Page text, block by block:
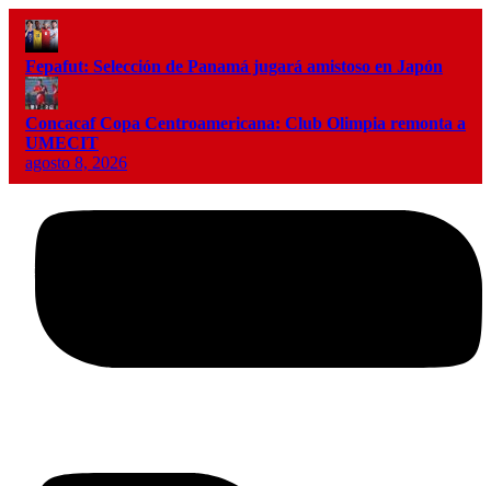
Fepafut: Selección de Panamá jugará amistoso en Japón
Concacaf Copa Centroamericana: Club Olimpia remonta a
UMECIT
agosto 8, 2026